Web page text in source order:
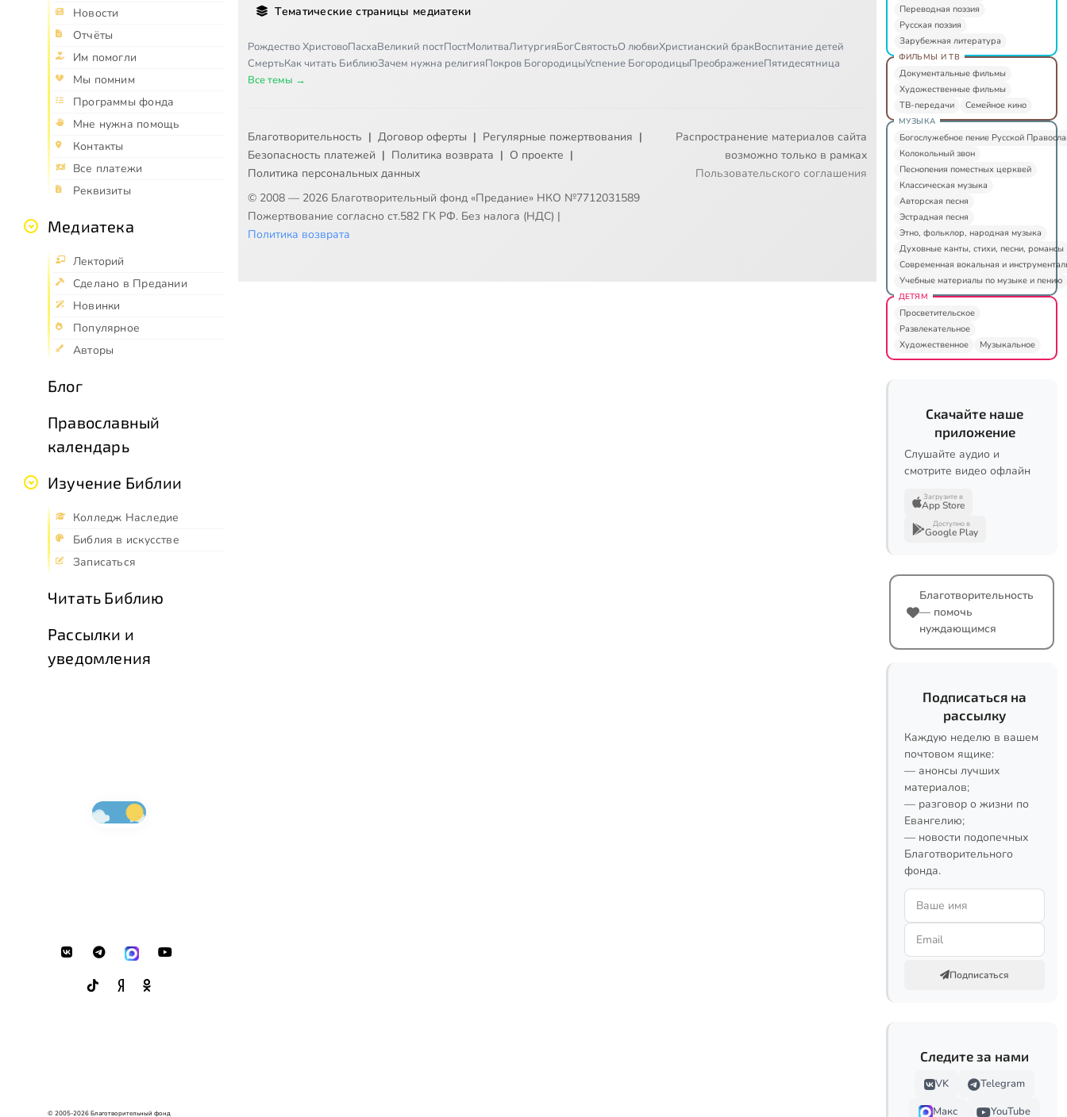
Новости
Отчёты
Им помогли
Мы помним
Программы фонда
Мне нужна помощь
Контакты
Все платежи
Реквизиты
Медиатека
Лекторий
Сделано в Предании
Новинки
Популярное
Авторы
Блог
Православный
календарь
Изучение Библии
Колледж Наследие
Библия в искусстве
Записаться
Читать Библию
Рассылки и
уведомления
© 2005-2026 Благотворительный фонд
Тематические страницы медиатеки
Рождество ХристовоПасхаВеликий постПостМолитваЛитургияБогСвятостьО любвиХристианский бракВоспитание детей
СмертьКак читать БиблиюЗачем нужна религияПокров БогородицыУспение БогородицыПреображениеПятидесятница
Все темы →
Благотворительность | Договор оферты | Регулярные пожертвования |
Безопасность платежей | Политика возврата | О проекте |
Политика персональных данных
© 2008 — 2026 Благотворительный фонд «Предание» НКО №7712031589
Пожертвование согласно ст.582 ГК РФ. Без налога (НДС) |
Политика возврата
Распространение материалов сайта
возможно только в рамках
Пользовательского соглашения
Переводная поэзия
Русская поэзия
Зарубежная литература
ФИЛЬМЫ И ТВ
Документальные фильмы
Художественные фильмы
ТВ-передачи
Семейное кино
МУЗЫКА
Богослужебное пение Русской
Колокольный звон
Песнопения поместных церквей
Классическая музыка
Авторская песня
Эстрадная песня
Этно, фольклор, народная музыка
Духовные канты, стихи, песни, романсы
Современная вокальная и
Учебные материалы по музыке и пению
ДЕТЯМ
Просветительское
Развлекательное
Художественное
Музыкальное
Скачайте наше
приложение
Слушайте аудио и
смотрите видео офлайн
Загрузите в
App Store
Доступно в
Google Play
Благотворительность
— помочь
нуждающимся
Подписаться на
рассылку
Каждую неделю в вашем
почтовом ящике:
— анонсы лучших
материалов;
— разговор о жизни по
Евангелию;
— новости подопечных
Благотворительного
фонда.
Подписаться
Следите за нами
VK
Telegram
Макс
YouTube